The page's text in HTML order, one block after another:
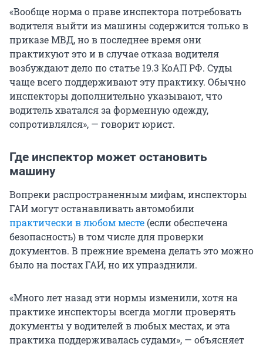
«Вообще норма о праве инспектора потребовать
водителя выйти из машины содержится только в
приказе МВД, но в последнее время они
практикуют это и в случае отказа водителя
возбуждают дело по статье 19.3 КоАП РФ. Суды
чаще всего поддерживают эту практику. Обычно
инспекторы дополнительно указывают, что
водитель хватался за форменную одежду,
сопротивлялся», — говорит юрист.
Где инспектор может остановить
машину
Вопреки распространенным мифам, инспекторы
ГАИ могут останавливать автомобили
практически в любом месте (если обеспечена
безопасность) в том числе для проверки
документов. В прежние времена делать это можно
было на постах ГАИ, но их упразднили.
«Много лет назад эти нормы изменили, хотя на
практике инспекторы всегда могли проверять
документы у водителей в любых местах, и эта
практика поддерживалась судами», — объясняет